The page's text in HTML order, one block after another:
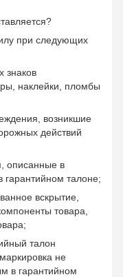
при следующих
знаков
наклейки, пломбы
возникшие
действий
описанные в
гарантийном талоне;
вскрытие,
товара,
талон
не
в гарантийном